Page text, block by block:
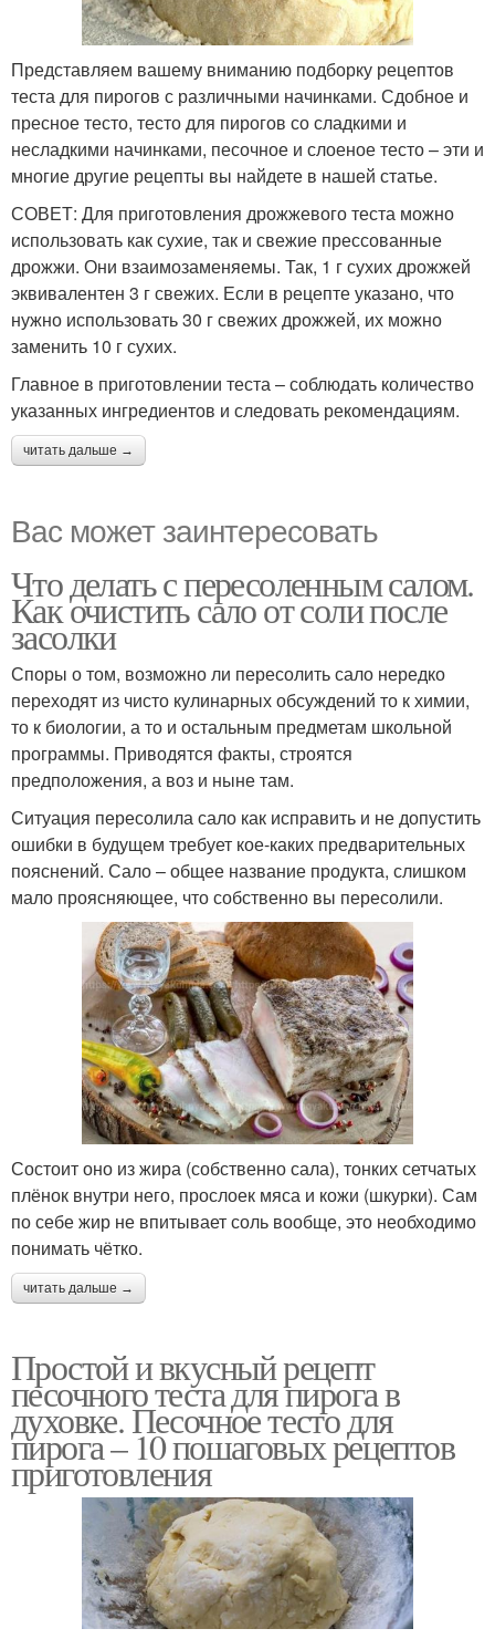
Представляем вашему вниманию подборку рецептов
теста для пирогов с различными начинками. Сдобное и
пресное тесто, тесто для пирогов со сладкими и
несладкими начинками, песочное и слоеное тесто – эти и
многие другие рецепты вы найдете в нашей статье.
СОВЕТ: Для приготовления дрожжевого теста можно
использовать как сухие, так и свежие прессованные
дрожжи. Они взаимозаменяемы. Так, 1 г сухих дрожжей
эквивалентен 3 г свежих. Если в рецепте указано, что
нужно использовать 30 г свежих дрожжей, их можно
заменить 10 г сухих.
Главное в приготовлении теста – соблюдать количество
указанных ингредиентов и следовать рекомендациям.
читать дальше →
Вас может заинтересовать
Что делать с пересоленным салом.
Как очистить сало от соли после
засолки
Споры о том, возможно ли пересолить сало нередко
переходят из чисто кулинарных обсуждений то к химии,
то к биологии, а то и остальным предметам школьной
программы. Приводятся факты, строятся
предположения, а воз и ныне там.
Ситуация пересолила сало как исправить и не допустить
ошибки в будущем требует кое-каких предварительных
пояснений. Сало – общее название продукта, слишком
мало проясняющее, что собственно вы пересолили.
Состоит оно из жира (собственно сала), тонких сетчатых
плёнок внутри него, прослоек мяса и кожи (шкурки). Сам
по себе жир не впитывает соль вообще, это необходимо
понимать чётко.
читать дальше →
Простой и вкусный рецепт
песочного теста для пирога в
духовке. Песочное тесто для
пирога – 10 пошаговых рецептов
приготовления